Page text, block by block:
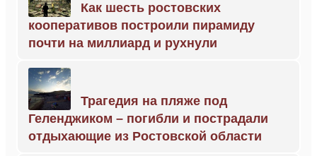
Как шесть ростовских
кооперативов построили пирамиду
почти на миллиард и рухнули
Трагедия на пляже под
Геленджиком – погибли и пострадали
отдыхающие из Ростовской области